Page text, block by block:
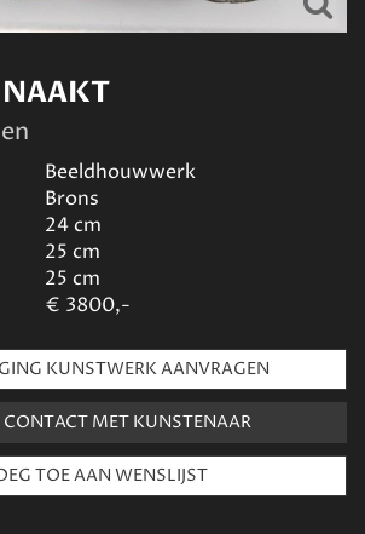
Beeldhouwwerk
Brons
24cm
25 cm
25 cm
€ 3800,-
KUNSTWERK AANVRAGEN
CONTACT MET KUNSTENAAR